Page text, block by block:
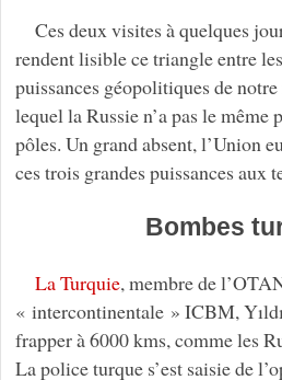
Ces deux visites à quelques
rendent lisible ce triangle entre
puissances géopolitiques de
lequel la Russie n’a pas le même
pôles. Un grand absent, l’Union
ces trois grandes puissances aux
Bombes
La Turquie, membre de
« intercontinentale » ICBM,
frapper à 6000 kms, comme les
La police turque s’est saisie de